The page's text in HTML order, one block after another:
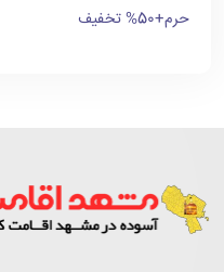
حرم+50% تخفیف